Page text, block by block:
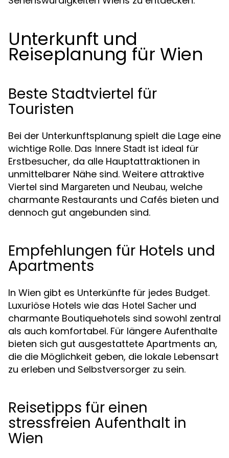
Unterkunft und
Reiseplanung für Wien
Beste Stadtviertel für
Touristen
Bei der Unterkunftsplanung spielt die Lage eine
wichtige Rolle. Das Innere Stadt ist ideal für
Erstbesucher, da alle Hauptattraktionen in
unmittelbarer Nähe sind. Weitere attraktive
Viertel sind Margareten und Neubau, welche
charmante Restaurants und Cafés bieten und
dennoch gut angebunden sind.
Empfehlungen für Hotels und
Apartments
In Wien gibt es Unterkünfte für jedes Budget.
Luxuriöse Hotels wie das Hotel Sacher und
charmante Boutiquehotels sind sowohl zentral
als auch komfortabel. Für längere Aufenthalte
bieten sich gut ausgestattete Apartments an,
die die Möglichkeit geben, die lokale Lebensart
zu erleben und Selbstversorger zu sein.
Reisetipps für einen
stressfreien Aufenthalt in
Wien